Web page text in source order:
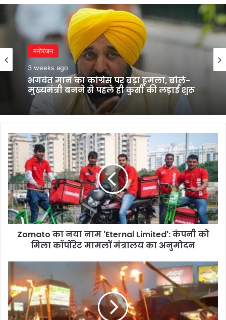
मनोरंजन
3 weeks ago
भगवंत मान का कांग्रेस पर बड़ा हमला, बोले-
मुख्यमंत्री बनने से पहले ही कुर्सी की लड़ाई शुरू
Zomato
का
नया
नाम
'Eternal
Limited':
कंपनी
को
मिला
कॉर्पोरेट
अनुमोदन
Zomato का नया नाम 'Eternal Limited': कंपनी को
मिला कॉर्पोरेट मामलों मंत्रालय का अनुमोदन
Ranchi
में
आदिवासी
संगठनों
का